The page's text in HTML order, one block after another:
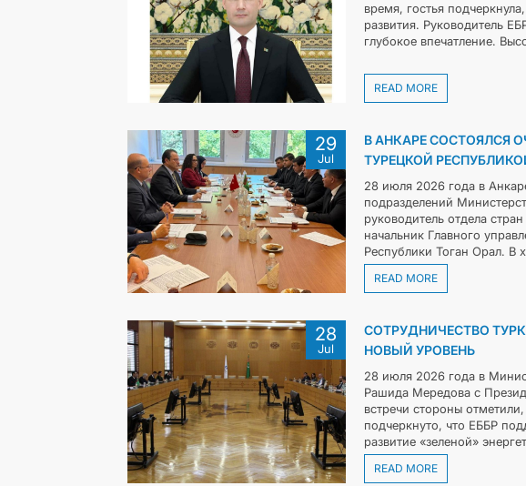
время, гостья
развития. Руководитель
глубокое впечатление.
READ MORE
29
Jul
В АНКАРЕ СОСТОЯЛСЯ
ТУРЕЦКОЙ
28 июля 2026 года в
подразделений
руководитель отдела
начальник Главного
Республики Тоган Орал. В
READ MORE
28
Jul
СОТРУДНИЧЕСТВО
НОВЫЙ УРОВЕНЬ
28 июля 2026 года в
Рашида Мередова с
встречи стороны
подчеркнуто, что ЕББР
развитие «зеленой»
READ MORE